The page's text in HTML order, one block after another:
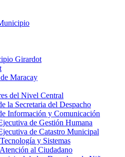
Girardot
Maracay
del Nivel Central
la Secretaria del Despacho
Información y Comunicación
de Gestión Humana
de Catastro Municipal
y Sistemas
al Ciudadano